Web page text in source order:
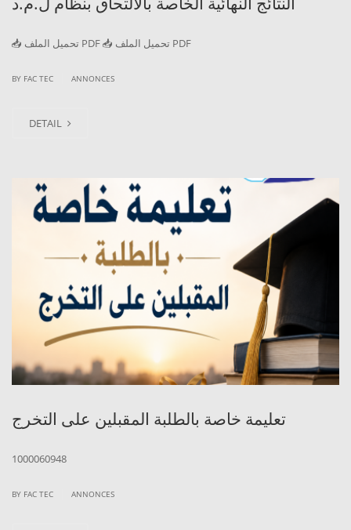
📥 تحميل الملف PDF 📥 تحميل الملف PDF
BY FAC TEC ANNONCES
DETAIL
تعليمة خاصة بالطلبة المقبلين على التخرج
1000060948
BY FAC TEC ANNONCES